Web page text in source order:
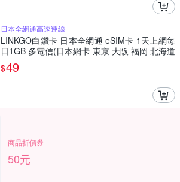
日本全網通高速連線
LINKGO白鑽卡 日本全網通 eSIM卡 1天上網每
日1GB 多電信(日本網卡 東京 大阪 福岡 北海道
沖繩)
$49
商品折價券
50元